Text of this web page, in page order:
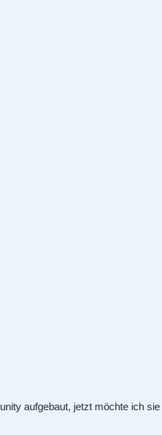
aufgebaut, jetzt möchte ich